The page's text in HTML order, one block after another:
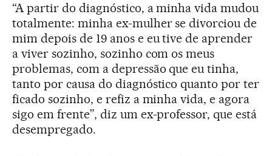
“A partir do diagnóstico, a minha vida mudou
totalmente: minha ex-mulher se divorciou de
mim depois de 19 anos e eu tive de aprender
a viver sozinho, sozinho com os meus
problemas, com a depressão que eu tinha,
tanto por causa do diagnóstico quanto por ter
ficado sozinho, e refiz a minha vida, e agora
sigo em frente”, diz um ex-professor, que está
desempregado.